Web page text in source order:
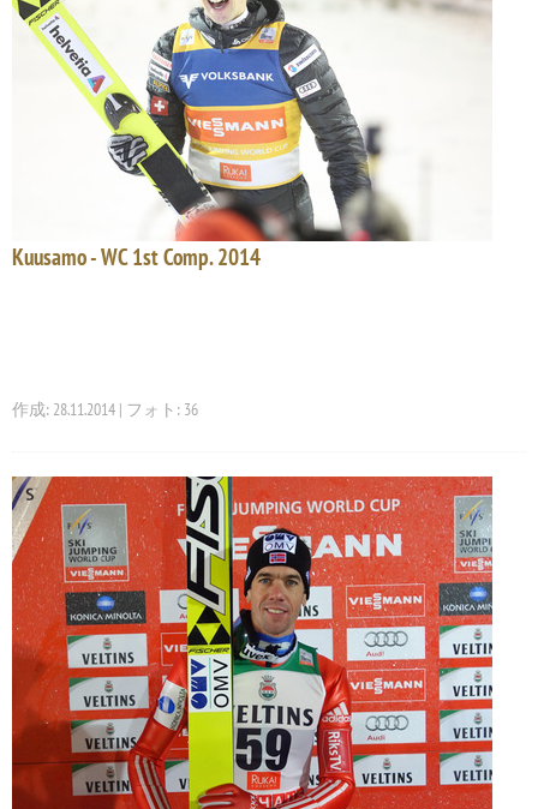
Kuusamo - WC 1st Comp. 2014
作成: 28.11.2014 | フォト: 36